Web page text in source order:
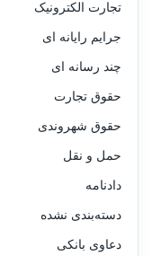
تجارت الکترونیک
جرایم رایانه ای
چند رسانه ای
حقوق تجارت
حقوق شهروندی
حمل و نقل
دادنامه
دسته‌بندی نشده
دعاوی بانکی